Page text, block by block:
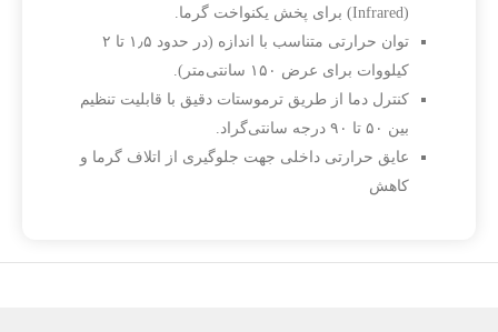
(Infrared) برای پخش یکنواخت گرما.
توان حرارتی متناسب با اندازه (در حدود ۱٫۵ تا ۲
کیلووات برای عرض ۱۵۰ سانتی‌متر).
کنترل دما از طریق ترموستات دقیق با قابلیت تنظیم
بین ۵۰ تا ۹۰ درجه سانتی‌گراد.
عایق حرارتی داخلی جهت جلوگیری از اتلاف گرما و
کاهش